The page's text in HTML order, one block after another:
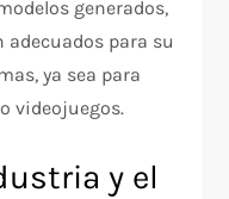
generados,
adecuados para su
ya sea para
videojuegos.
y el